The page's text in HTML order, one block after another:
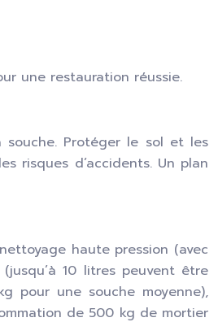
une restauration réussie.
souche. Protéger le sol et les
risques d’accidents. Un plan
haute pression (avec
10 litres peuvent être
pour une souche moyenne),
de 500 kg de mortier